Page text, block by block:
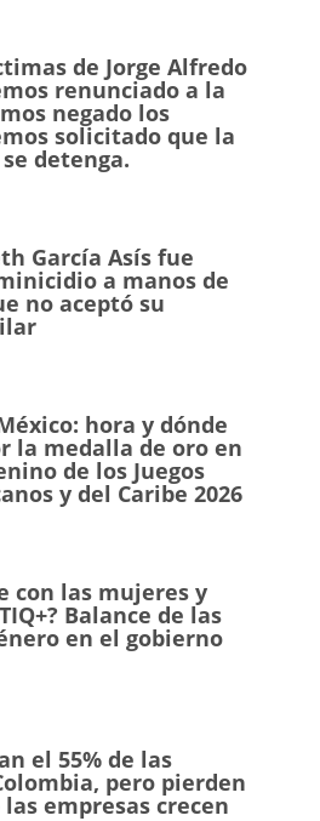
de Jorge Alfredo
renunciado a la
negado los
solicitado que la
detenga.
García Asís fue
a manos de
no aceptó su
hora y dónde
la medalla de oro en
de los Juegos
y del Caribe 2026
con las mujeres y
Balance de las
en el gobierno
el 55% de las
pero pierden
empresas crecen